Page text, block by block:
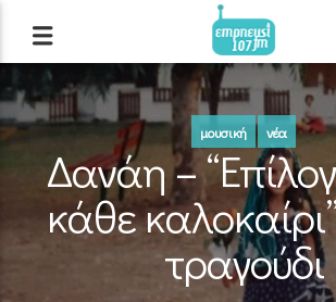
μουσική νέα
Δανάη –
κάθε
τραγούδι